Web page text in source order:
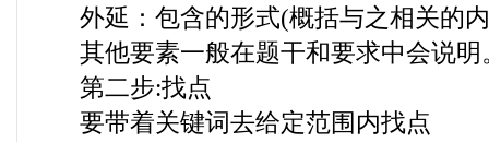
外延：包含的形式(概括与之相关的
其他要素一般在题干和要求中会说明
第二步:找点
要带着关键词去给定范围内找点